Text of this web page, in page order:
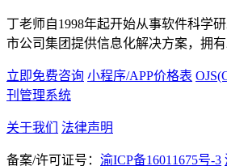
丁老师自1998年起开始从事软件科学
市公司集团提供信息化解决方案，拥
立即免费咨询 小程序/APP价格表
刊管理系统
关于我们 法律声明
备案/许可证号： 渝ICP备16011675号-3